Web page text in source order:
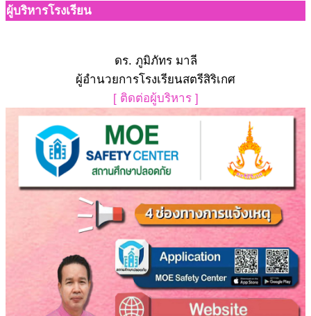
ผู้บริหารโรงเรียน
ดร. ภูมิภัทร มาลี
ผู้อำนวยการโรงเรียนสตรีสิริเกศ
[ ติดต่อผู้บริหาร ]